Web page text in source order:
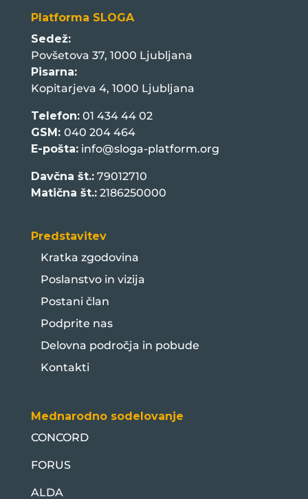
Platforma SLOGA
Sedež:
Povšetova 37, 1000 Ljubljana
Pisarna:
Kopitarjeva 4, 1000 Ljubljana
Telefon:01 434 44 02
GSM: 040 204 464
E-pošta: info@sloga-platform.org
Davčna št.:79012710
Matična št.:2186250000
Predstavitev
Kratka zgodovina
Poslanstvo in vizija
Postani član
Podprite nas
Delovna področja in pobude
Kontakti
Mednarodno sodelovanje
CONCORD
FORUS
ALDA